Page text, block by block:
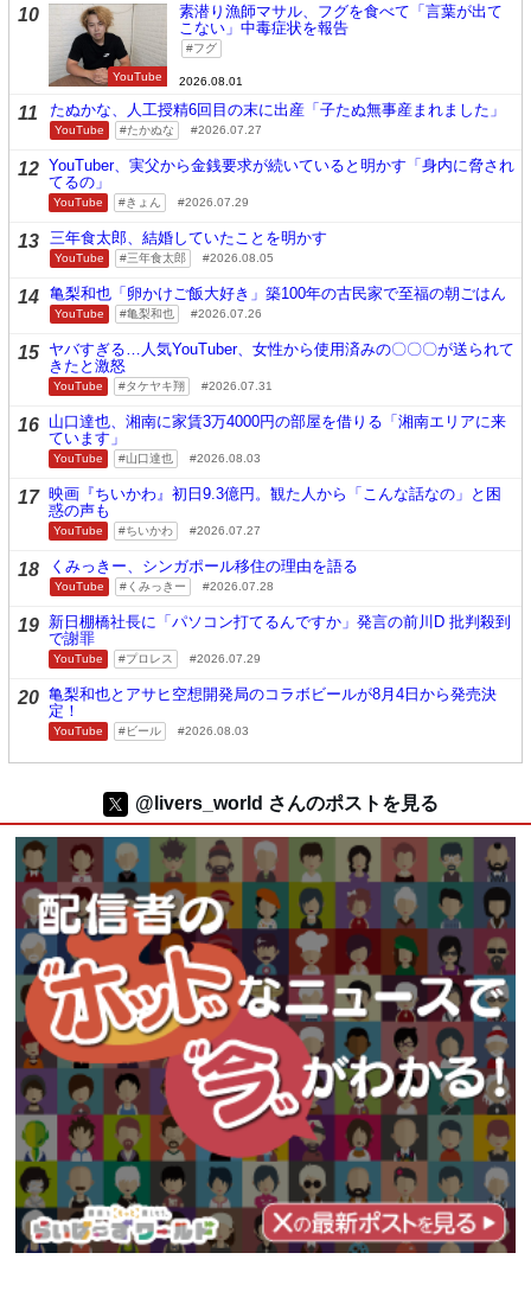
10
YouTube
素潜り漁師マサル、フグを食べて「言葉が出て
こない」中毒症状を報告
フグ
2026.08.01
11 たぬかな、人工授精6回目の末に出産「子たぬ無事産まれました」
YouTube たかぬな 2026.07.27
12 YouTuber、実父から金銭要求が続いていると明かす「身内に脅され
てるの」
YouTube きょん 2026.07.29
13 三年食太郎、結婚していたことを明かす
YouTube 三年食太郎 2026.08.05
14 亀梨和也「卵かけご飯大好き」築100年の古民家で至福の朝ごはん
YouTube 亀梨和也 2026.07.26
15 ヤバすぎる…人気YouTuber、女性から使用済みの〇〇〇が送られて
きたと激怒
YouTube タケヤキ翔 2026.07.31
16 山口達也、湘南に家賃3万4000円の部屋を借りる「湘南エリアに来
ています」
YouTube 山口達也 2026.08.03
17 映画『ちいかわ』初日9.3億円。観た人から「こんな話なの」と困
惑の声も
YouTube ちいかわ 2026.07.27
18 くみっきー、シンガポール移住の理由を語る
YouTube くみっきー 2026.07.28
19 新日棚橋社長に「パソコン打てるんですか」発言の前川D 批判殺到
で謝罪
YouTube プロレス 2026.07.29
20 亀梨和也とアサヒ空想開発局のコラボビールが8月4日から発売決
定！
YouTube ビール 2026.08.03
@livers_world さんのポストを見る